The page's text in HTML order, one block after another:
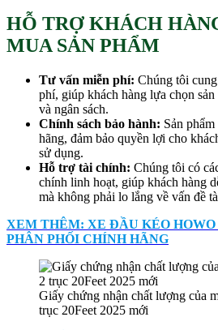
HỖ TRỢ KHÁCH
MUA SẢN PHẨM
Tư vấn miễn phí: Chúng tôi
phí, giúp khách hàng lựa chọn
và ngân sách.
Chính sách bảo hành: Sản
hãng, đảm bảo quyền lợi cho
sử dụng.
Hỗ trợ tài chính: Chúng tôi có
chính linh hoạt, giúp khách hàng
mà không phải lo lắng về vấn đề
XEM THÊM: XE ĐẦU KÉO HOWO
PHÂN PHỐI CHÍNH HÃNG
Giấy chứng nhận chất lượng của
trục 20Feet 2025 mới